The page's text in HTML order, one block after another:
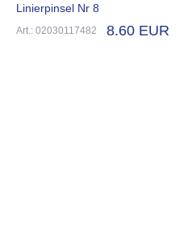
Linierpinsel Nr 8
Art.: 02030117482 8.60 EUR